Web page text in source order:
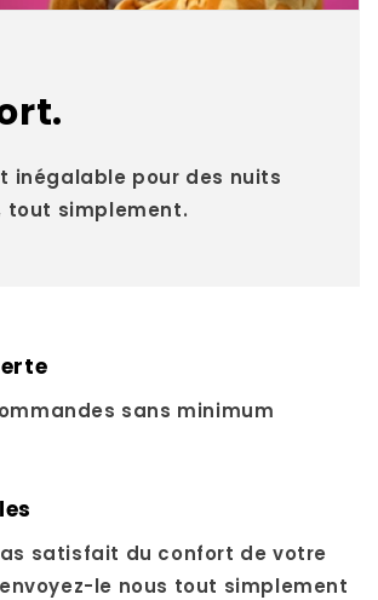
inégalable pour des nuits
tout simplement.
sans minimum
satisfait du confort de votre
le nous tout simplement